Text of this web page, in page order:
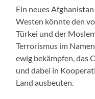
Ein neues
Westen könnte den
Türkei und der
Terrorismus im
ewig bekämpfen, das
und dabei in
Land ausbeuten.